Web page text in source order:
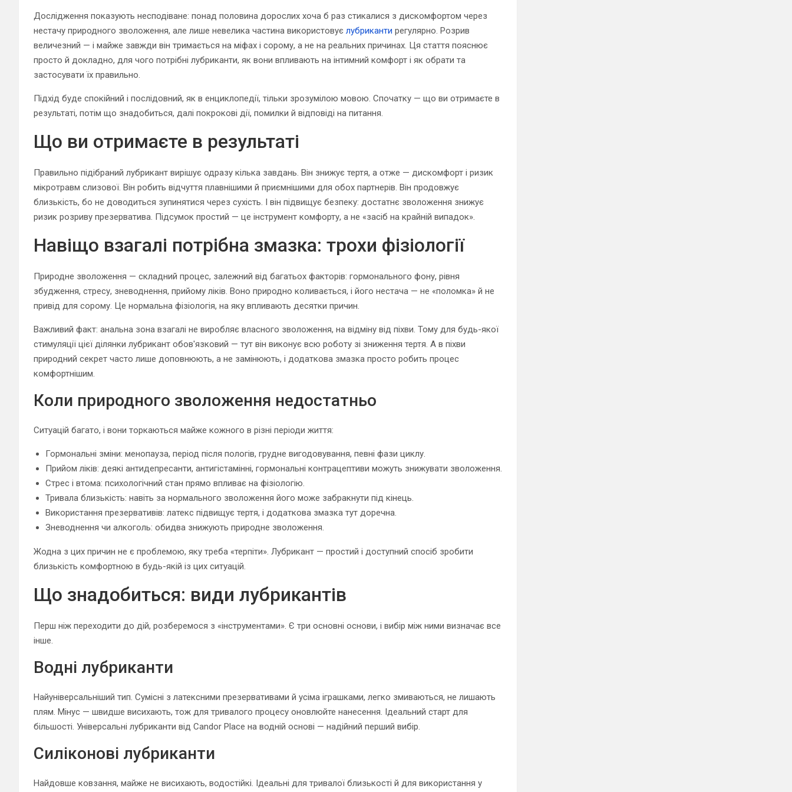
Дослідження показують несподіване: понад половина дорослих хоча б раз стикалися з дискомфортом через
нестачу природного зволоження, але лише невелика частина використовує лубриканти регулярно. Розрив
величезний — і майже завжди він тримається на міфах і сорому, а не на реальних причинах. Ця стаття пояснює
просто й докладно, для чого потрібні лубриканти, як вони впливають на інтимний комфорт і як обрати та
застосувати їх правильно.
Підхід буде спокійний і послідовний, як в енциклопедії, тільки зрозумілою мовою. Спочатку — що ви отримаєте в
результаті, потім що знадобиться, далі покрокові дії, помилки й відповіді на питання.
Що ви отримаєте в результаті
Правильно підібраний лубрикант вирішує одразу кілька завдань. Він знижує тертя, а отже — дискомфорт і ризик
мікротравм слизової. Він робить відчуття плавнішими й приємнішими для обох партнерів. Він продовжує
близькість, бо не доводиться зупинятися через сухість. І він підвищує безпеку: достатнє зволоження знижує
ризик розриву презерватива. Підсумок простий — це інструмент комфорту, а не «засіб на крайній випадок».
Навіщо взагалі потрібна змазка: трохи фізіології
Природне зволоження — складний процес, залежний від багатьох факторів: гормонального фону, рівня
збудження, стресу, зневоднення, прийому ліків. Воно природно коливається, і його нестача — не «поломка» й не
привід для сорому. Це нормальна фізіологія, на яку впливають десятки причин.
Важливий факт: анальна зона взагалі не виробляє власного зволоження, на відміну від піхви. Тому для будь-якої
стимуляції цієї ділянки лубрикант обов'язковий — тут він виконує всю роботу зі зниження тертя. А в піхви
природний секрет часто лише доповнюють, а не замінюють, і додаткова змазка просто робить процес
комфортнішим.
Коли природного зволоження недостатньо
Ситуацій багато, і вони торкаються майже кожного в різні періоди життя:
Гормональні зміни: менопауза, період після пологів, грудне вигодовування, певні фази циклу.
Прийом ліків: деякі антидепресанти, антигістамінні, гормональні контрацептиви можуть знижувати зволоження.
Стрес і втома: психологічний стан прямо впливає на фізіологію.
Тривала близькість: навіть за нормального зволоження його може забракнути під кінець.
Використання презервативів: латекс підвищує тертя, і додаткова змазка тут доречна.
Зневоднення чи алкоголь: обидва знижують природне зволоження.
Жодна з цих причин не є проблемою, яку треба «терпіти». Лубрикант — простий і доступний спосіб зробити
близькість комфортною в будь-якій із цих ситуацій.
Що знадобиться: види лубрикантів
Перш ніж переходити до дій, розберемося з «інструментами». Є три основні основи, і вибір між ними визначає все
інше.
Водні лубриканти
Найуніверсальніший тип. Сумісні з латексними презервативами й усіма іграшками, легко змиваються, не лишають
плям. Мінус — швидше висихають, тож для тривалого процесу оновлюйте нанесення. Ідеальний старт для
більшості. Універсальні лубриканти від Candor Place на водній основі — надійний перший вибір.
Силіконові лубриканти
Найдовше ковзання, майже не висихають, водостійкі. Ідеальні для тривалої близькості й для використання у